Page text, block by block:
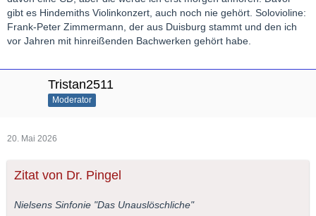
gibt es Hindemiths Violinkonzert, auch noch nie gehört. Solovioline:
Frank-Peter Zimmermann, der aus Duisburg stammt und den ich
vor Jahren mit hinreißenden Bachwerken gehört habe.
Tristan2511
Moderator
20. Mai 2026
Zitat von Dr. Pingel
Nielsens Sinfonie "Das Unauslöschliche"